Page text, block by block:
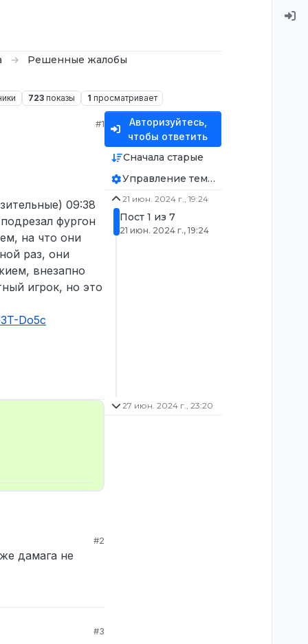
Решенные жалобы
723 показы 1 просматривает
#1
09:38
фургон
на что они
раз, они
внезапно
игрок, но это
Do5c
09:38
был
#2
дамага не
#3
Авторизуйтесь,
чтобы ответить
Сначала старые
Управление темой
21 июн. 2024 г., 19:24
Пост 1 из 7
21 июн. 2024 г., 19:24
27 июн. 2024 г., 23:20